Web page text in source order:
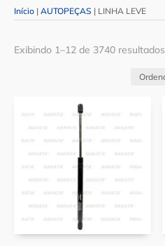
Início | AUTOPEÇAS | LINHA LEVE
Exibindo 1–12 de 3740 resultados